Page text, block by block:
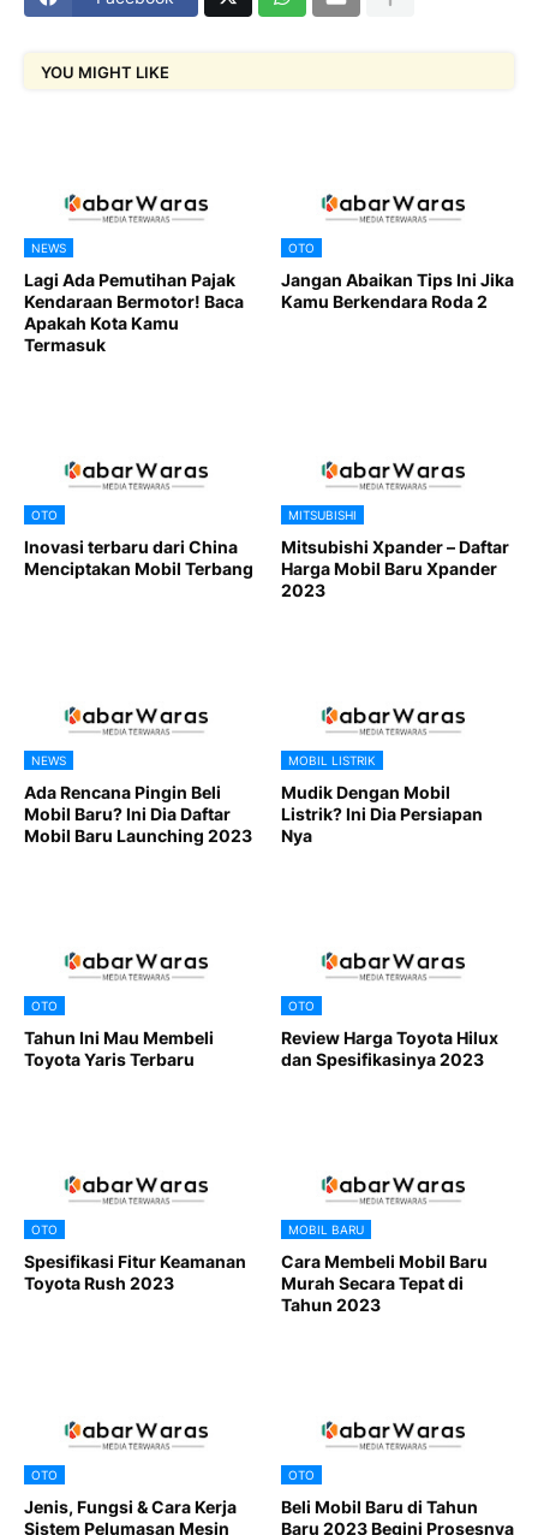
YOU MIGHT LIKE
NEWS
Lagi Ada Pemutihan Pajak
Kendaraan Bermotor! Baca
Apakah Kota Kamu
Termasuk
OTO
Jangan Abaikan Tips Ini Jika
Kamu Berkendara Roda 2
OTO
Inovasi terbaru dari China
Menciptakan Mobil Terbang
MITSUBISHI
Mitsubishi Xpander – Daftar
Harga Mobil Baru Xpander
2023
NEWS
Ada Rencana Pingin Beli
Mobil Baru? Ini Dia Daftar
Mobil Baru Launching 2023
MOBIL LISTRIK
Mudik Dengan Mobil
Listrik? Ini Dia Persiapan
Nya
OTO
Tahun Ini Mau Membeli
Toyota Yaris Terbaru
OTO
Review Harga Toyota Hilux
dan Spesifikasinya 2023
OTO
Spesifikasi Fitur Keamanan
Toyota Rush 2023
MOBIL BARU
Cara Membeli Mobil Baru
Murah Secara Tepat di
Tahun 2023
OTO
Jenis, Fungsi & Cara Kerja
Sistem Pelumasan Mesin
OTO
Beli Mobil Baru di Tahun
Baru 2023 Begini Prosesnya